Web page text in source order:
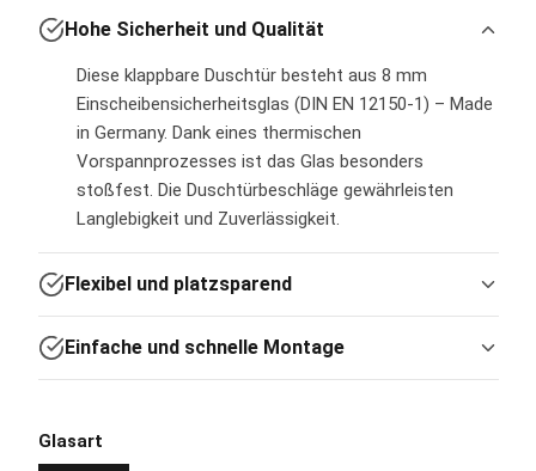
Hohe Sicherheit und Qualität
Diese klappbare Duschtür besteht aus 8 mm
Einscheibensicherheitsglas (DIN EN 12150-1) – Made
in Germany. Dank eines thermischen
Vorspannprozesses ist das Glas besonders
stoßfest. Die Duschtürbeschläge gewährleisten
Langlebigkeit und Zuverlässigkeit.
Flexibel und platzsparend
Einfache und schnelle Montage
Glasartauswählen